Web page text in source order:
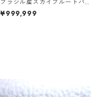
ブラジル産スカイブルートパ
ーズ スノーフレークカットル
ース 1.5ct 7.0mm*7.0mm*4.
¥999,999